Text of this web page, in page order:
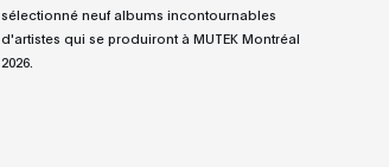
sélectionné neuf albums incontournables
d'artistes qui se produiront à MUTEK Montréal
2026.